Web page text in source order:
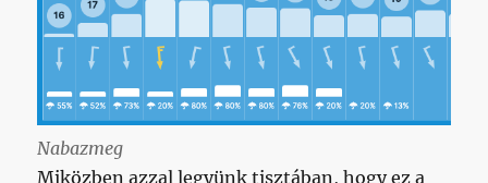
Nabazmeg
Miközben azzal legyünk tisztában, hogy ez a